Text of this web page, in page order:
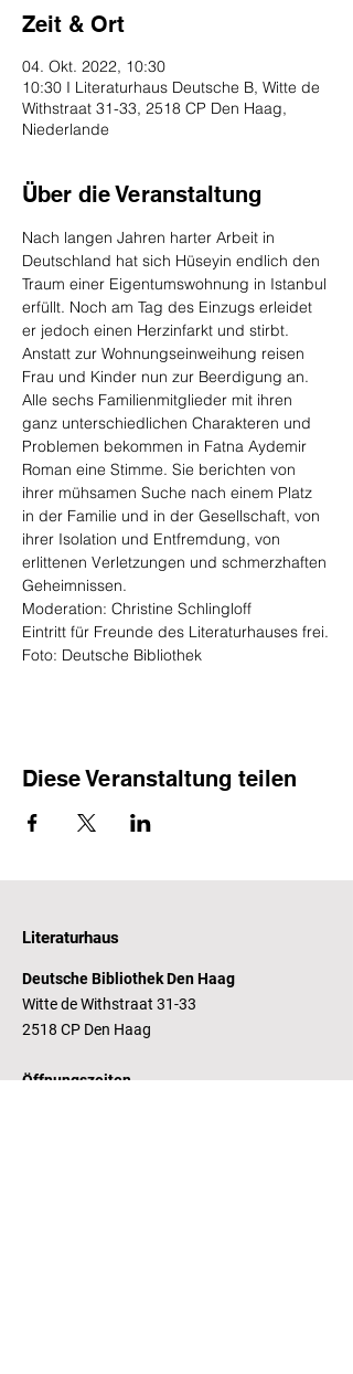
Zeit & Ort
04. Okt. 2022, 10:30
10:30 I Literaturhaus Deutsche B, Witte de
Withstraat 31-33, 2518 CP Den Haag,
Niederlande
Über die Veranstaltung
Nach langen Jahren harter Arbeit in
Deutschland hat sich Hüseyin endlich den
Traum einer Eigentumswohnung in Istanbul
erfüllt. Noch am Tag des Einzugs erleidet
er jedoch einen Herzinfarkt und stirbt.
Anstatt zur Wohnungseinweihung reisen
Frau und Kinder nun zur Beerdigung an.
Alle sechs Familienmitglieder mit ihren
ganz unterschiedlichen Charakteren und
Problemen bekommen in Fatna Aydemir
Roman eine Stimme. Sie berichten von
ihrer mühsamen Suche nach einem Platz
in der Familie und in der Gesellschaft, von
ihrer Isolation und Entfremdung, von
erlittenen Verletzungen und schmerzhaften
Geheimnissen.
Moderation: Christine Schlingloff
Eintritt für Freunde des Literaturhauses frei.
Foto: Deutsche Bibliothek
Diese Veranstaltung teilen
Literaturhaus
Deutsche Bibliothek Den Haag
Witte de Withstraat 31-33
2518 CP Den Haag
Öffnungszeiten